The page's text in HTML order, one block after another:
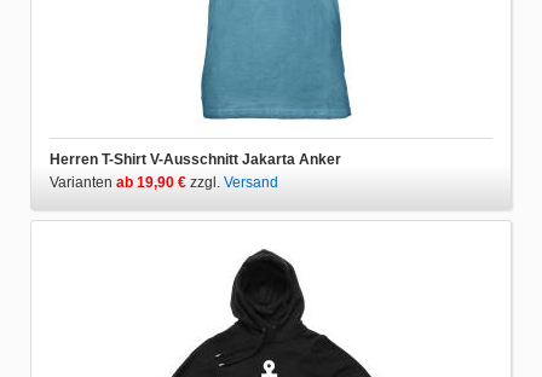
Herren T-Shirt V-Ausschnitt Jakarta Anker
Varianten ab 19,90 € zzgl. Versand